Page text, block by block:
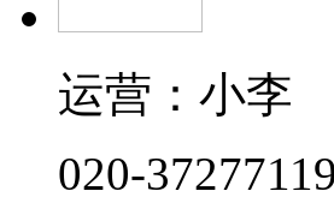
运营：小李
020-37277119